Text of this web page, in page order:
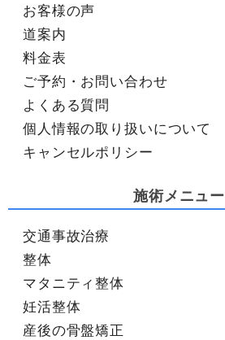
お客様の声
道案内
料金表
ご予約・お問い合わせ
よくある質問
個人情報の取り扱いについて
キャンセルポリシー
施術メニュー
交通事故治療
整体
マタニティ整体
妊活整体
産後の骨盤矯正